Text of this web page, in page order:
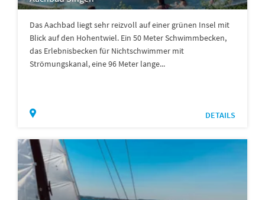
Das Aachbad liegt sehr reizvoll auf einer grünen Insel mit
Blick auf den Hohentwiel. Ein 50 Meter Schwimmbecken,
das Erlebnisbecken für Nichtschwimmer mit
Strömungskanal, eine 96 Meter lange...
DETAILS